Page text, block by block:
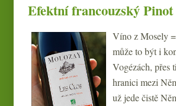
Efektní francouzský
Víno z Mosely
může to být i
Vogézách, přes
hranici mezi
už jede čistě